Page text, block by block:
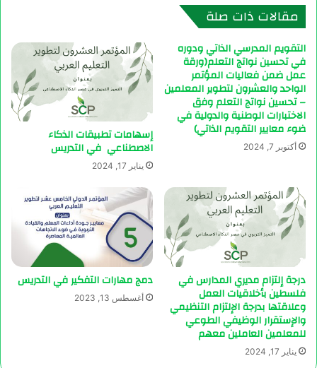
مقالات ذات صلة
التقويم المدرسي الذاتي ودوره
في تحسين نواتج التعلم(ورقة
عمل ضمن فعاليات المؤتمر
الواحد والعشرون لتطوير المعلمين
– تحسين نواتج التعلم وفق
الاختبارات الوطنية والدولية في
ضوء معايير التقويم الذاتي)
أكتوبر 7, 2024
إسهامات تطبيقات الذكاء
الاصطناعي في التدريس
يناير 17, 2024
درجة إلتزام مديري المدارس في
فلسطين بأخلاقيات العمل
وعلاقتها بدرجة الإلتزام التنظيمي
والإستقرار الوظيفي الطوعي
للمعلمين العاملين معهم
يناير 17, 2024
دمج مهارات التفكير في التدريس
أغسطس 13, 2023